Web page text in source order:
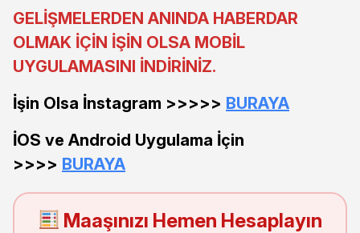
GELİŞMELERDEN ANINDA HABERDAR
OLMAK İÇİN İŞİN OLSA MOBİL
UYGULAMASINI İNDİRİNİZ.
İşin Olsa İnstagram >>>>> BURAYA
İOS ve Android Uygulama İçin
>>>> BURAYA
Maaşınızı Hemen Hesaplayın